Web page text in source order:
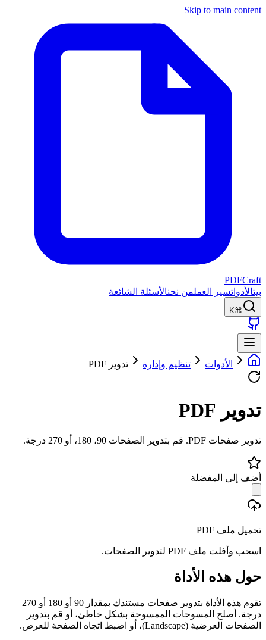
Skip to main content
PDFCraft
بيتالأدواتسير العملمن نحنالأسئلة الشائعة
⌘K
الأدوات تنظيم وإدارة تدوير PDF
تدوير PDF
تدوير صفحات PDF. قم بتدوير الصفحات 90، 180، أو 270 درجة.
أضف إلى المفضلة
تحميل ملف PDF
اسحب وأفلت ملف PDF لتدوير الصفحات.
حول هذه الأداة
تقوم هذه الأداة بتدوير صفحات مستندك بمقدار 90 أو 180 أو 270
درجة. أصلح المسوحات الممسوحة بشكل خاطئ، أو قم بتدوير
الصفحات العرضية (Landscape)، أو اضبط اتجاه الصفحة للعرض.